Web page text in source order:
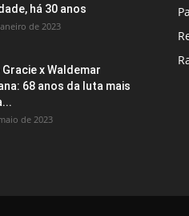
há 30 anos
de 2023
Gracie x Waldemar
68 anos da luta mais
de 2023